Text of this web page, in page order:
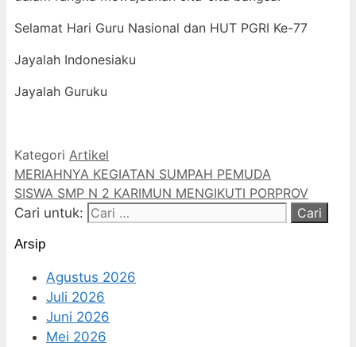
Selamat Hari Guru Nasional dan HUT PGRI Ke-77
Jayalah Indonesiaku
Jayalah Guruku
Kategori Artikel
MERIAHNYA KEGIATAN SUMPAH PEMUDA
SISWA SMP N 2 KARIMUN MENGIKUTI PORPROV
Cari untuk:
Arsip
Agustus 2026
Juli 2026
Juni 2026
Mei 2026